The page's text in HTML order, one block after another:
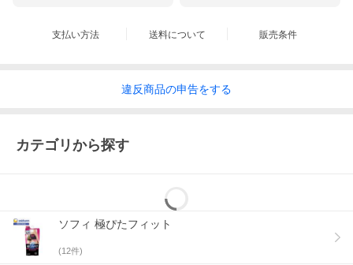
さらっとムレにくい −通気コットンタイプー
POINT 01
通気性が良くムレにくい
支払い方法 送料について 販売条件
違反商品の申告をする
カテゴリから探す
ソフィ 極ぴたフィット
(12件)